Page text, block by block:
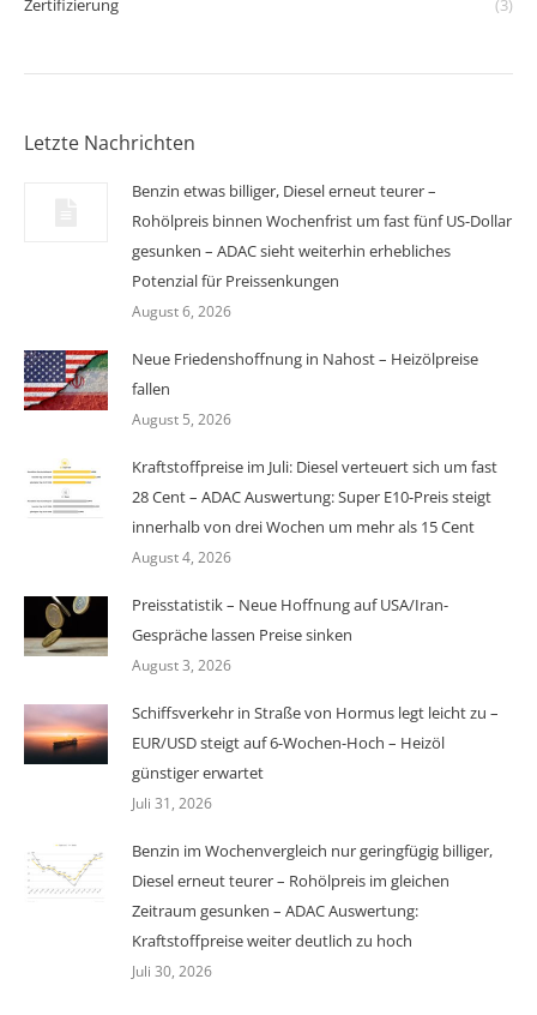
Zertifizierung
(3)
Letzte Nachrichten
Benzin etwas billiger, Diesel erneut teurer –
Rohölpreis binnen Wochenfrist um fast fünf US-Dollar
gesunken – ADAC sieht weiterhin erhebliches
Potenzial für Preissenkungen
August 6, 2026
Neue Friedenshoffnung in Nahost – Heizölpreise
fallen
August 5, 2026
Kraftstoffpreise im Juli: Diesel verteuert sich um fast
28 Cent – ADAC Auswertung: Super E10-Preis steigt
innerhalb von drei Wochen um mehr als 15 Cent
August 4, 2026
Preisstatistik – Neue Hoffnung auf USA/Iran-
Gespräche lassen Preise sinken
August 3, 2026
Schiffsverkehr in Straße von Hormus legt leicht zu –
EUR/USD steigt auf 6-Wochen-Hoch – Heizöl
günstiger erwartet
Juli 31, 2026
Benzin im Wochenvergleich nur geringfügig billiger,
Diesel erneut teurer – Rohölpreis im gleichen
Zeitraum gesunken – ADAC Auswertung:
Kraftstoffpreise weiter deutlich zu hoch
Juli 30, 2026